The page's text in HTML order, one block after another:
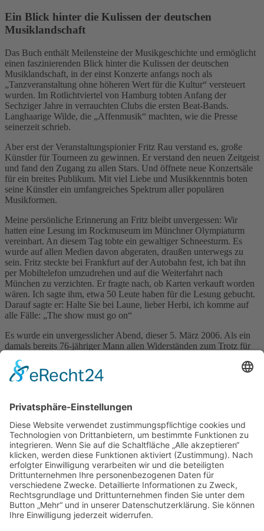
Ein Blick hinter die Kulissen der deutschen
Musiklandschaft
Das Buch enthält Meilensteine der Musikgeschichte und ermöglicht
einen faszinierenden Blick hinter die Kulissen der deutschen
Musiklandschaft, in der einst Konzerte anfangs noch als
„Tanzveranstaltung ohne höheren Wert für die Kultur“ versteuert
wurden. Im Rotlichtviertel von Hamburg tobten Anfang der
Sechziger Jahre in verrauchten Clubs die ersten Beat-Bands.
Langhaarige Wilde, die „Affenmusik“ machten, wie die Presse
seinerzeit schrieb.
Aber erst der Veranstaltungspionier Fritz Rau verstand es, große
Künstler für Tourneen zu gewinnen. Er verstand den neuen Zeitgeist
und fand den Zugang zu allen Stars. Und öffnete neue Konzertsäle
für ein breites Publikum. Mit viel Liebe und Musikkenntnis boten
seine Künstler ein umfangreiches Spektrum aller populären
Musikformen.
Meine persönliche Erinnerung an Fritz bleibt unvergessen: Wir
hatten eine Lesung im Rockmuseum im Münchner Olympiaturm
vereinbart. An diesem Tag tobte ein gewaltiger Schneesturm. Es
wurde auf allen Medien davon abgeraten, draußen unterwegs zu
sein. Fritz steckte bei Frankfurt auf der Autobahn fest, ich bat ihn
per Mobiltelefon umzudrehen und auf die Weiterfahrt nach
München zu verzichten. Er fragte nach, ob Karten verkauft worden
wären. Ich sagte ihm, etwa 50 Leute haben für die Lesung gebucht.
Darauf sagte er: Halte Sie bei Laune, lieber Herbi, ich komme auf
alle Fälle: „The show must go on“
Es wurde ein unvergesslicher Abend, dieser 5. März 2006. Als ein
damals bereits 76-jähriger Mann allen Widerständen zum Trotz für
begeistern. Respekt und Ehre dir, lieber Fritz, wir haben dir viel zu
verdanken und ich bin stolz dein Freund geworden zu sein. Meine
Herbi Hauke
Categories:Konzerte,Veröffentlichungen
Schlagwörter:Bücher
Previous Post